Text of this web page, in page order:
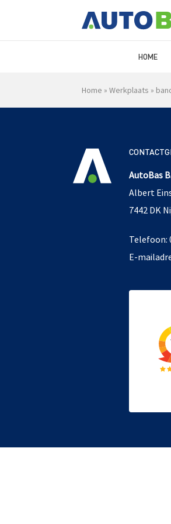
HOME
Home » Werkplaats »
AutoBas
Albert
7442 DK
Telefoon:
E-